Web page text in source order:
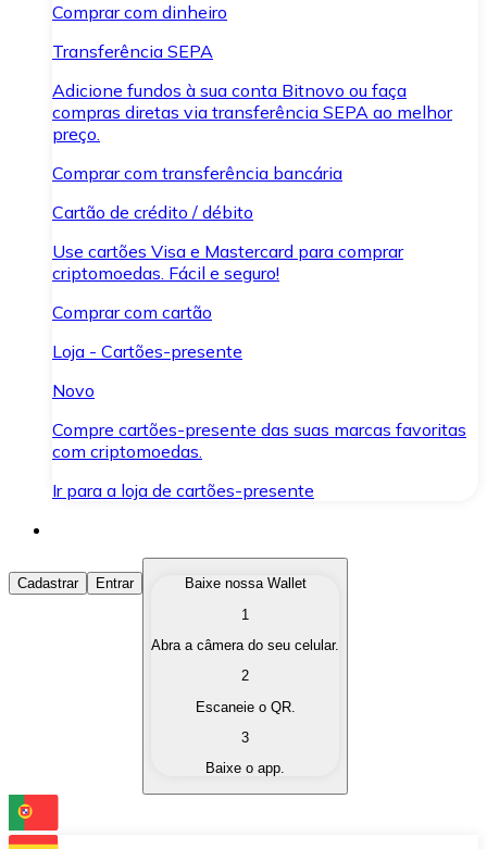
Comprar com dinheiro
Transferência SEPA
Adicione fundos à sua conta Bitnovo ou faça
compras diretas via transferência SEPA ao melhor
preço.
Comprar com transferência bancária
Cartão de crédito / débito
Use cartões Visa e Mastercard para comprar
criptomoedas. Fácil e seguro!
Comprar com cartão
Loja - Cartões-presente
Novo
Compre cartões-presente das suas marcas favoritas
com criptomoedas.
Ir para a loja de cartões-presente
Comprar Criptomoedas
Compre as criptomoedas de seu interesse de forma
Converta suas criptomoedas em moeda fiduciária
Troque uma criptomoeda por outra
Cadastrar Entrar
Baixe nossa Wallet
1
Abra a câmera do seu celular.
2
Escaneie o QR.
3
Baixe o app.